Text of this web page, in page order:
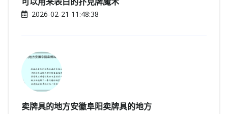
2026-02-21 11:48:38
卖牌具的地方安徽阜阳卖牌具的地方